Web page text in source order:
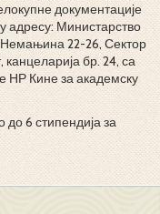
документације
адресу: Министарство
Немањина 22-26, Сектор
бр. 24, са
НР Кине за академску
6 стипендија за